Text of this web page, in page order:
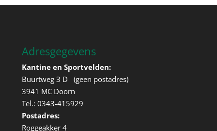
Adresgegevens
Kantine en Sportvelden:
Buurtweg 3 D (geen postadres)
3941 MC Doorn
Tel.: 0343-415929
Postadres:
Roggeakker 4